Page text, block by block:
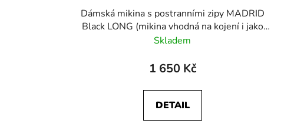
Dámská mikina s postranními zipy MADRID
Black LONG (mikina vhodná na kojení i jako
těhotenská)
Skladem
1 650 Kč
DETAIL